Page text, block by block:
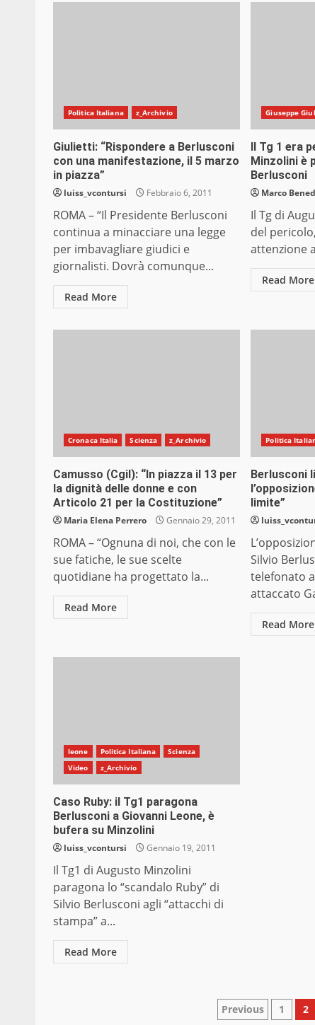
Politica Italiana z_Archivio
Giulietti: “Rispondere a Berlusconi
con una manifestazione, il 5 marzo
in piazza”
luiss_vcontursi Febbraio 6, 2011
ROMA – “Il Presidente Berlusconi
continua a minacciare una legge
per imbavagliare giudici e
giornalisti. Dovrà comunque...
Read More
Giuseppe
Il Tg 1 era
Minzolini è
Berlusconi
Marco
Il Tg di
del
attenzione
Read More
Cronaca Italia Scienza z_Archivio
Camusso (Cgil): “In piazza il 13 per
la dignità delle donne e con
Articolo 21 per la Costituzione”
Maria Elena Perrero Gennaio 29, 2011
ROMA – “Ognuna di noi, che con le
sue fatiche, le sue scelte
quotidiane ha progettato la...
Read More
Politica
Berlusconi
limite”
Silvio
telefonato
attaccato
Read More
leone Politica Italiana
Scienza
Video
z_Archivio
Caso Ruby: il Tg1 paragona
Berlusconi a Giovanni Leone, è
bufera su Minzolini
luiss_vcontursi Gennaio 19, 2011
Il Tg1 di Augusto Minzolini
paragona lo “scandalo Ruby” di
Silvio Berlusconi agli “attacchi di
stampa” a...
Read More
Previous 1 2